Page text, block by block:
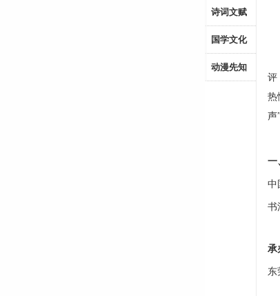
诗词文赋
国学文化
动漫先知
“
评
热
声
一
中
书
承
东